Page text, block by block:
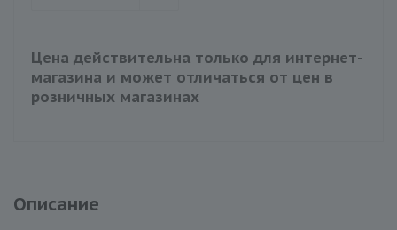
Цена действительна только для интернет-
магазина и может отличаться от цен в
розничных магазинах
Описание